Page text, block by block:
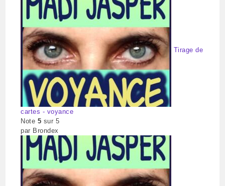
Tirage de
cartes - voyance
Note 5 sur 5
par Brondex